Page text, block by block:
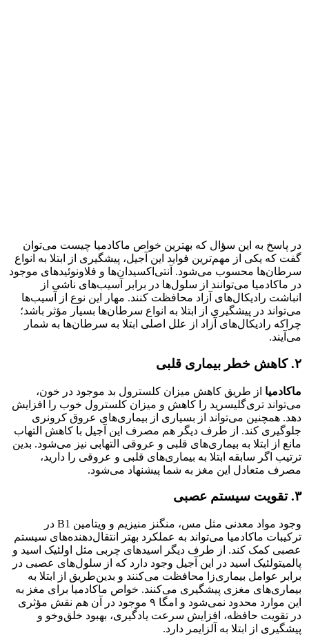
در پاسخ به این سؤال که بهترین خواص ماکادمیا چیست می‌توان
گفت که یکی از مهم‌ترین فواید این آجیل، پیشگیری از ابتلا به انواع
سرطان‌ها محسوب می‌شود. آنتی‌اکسیدان‌ها و فلاونوئیدهای موجود
در ماکادمیا می‌توانند از سلول‌ها در برابر آسیب‌های ناشی از
انباشت رادیکال‌های آزاد محافظت کنند. مهار این نوع از آسیب‌ها
می‌تواند در پیشگیری از ابتلا به انواع سرطان‌ها بسیار مؤثر باشد؛
چراکه رادیکال‌های آزاد از علل اصلی ابتلا به سرطان‌ها به شمار
می‌آیند.
۲. ‌کاهش خطر بیماری قلبی
ماکادمیا از طریق کاهش میزان کلسترول بد موجود در خون،
می‌تواند تری‌گلیسرید را کاهش و میزان کلسترول خوب را افزایش
دهد. همچنین می‌تواند از بسیاری از بیماری‌های عروق کرونری
جلوگیری کند. از طرف دیگر هم مصرف این آجیل با کاهش التهاب
مانع از ابتلا به بیماری‌های قلبی و عروقی التهابی نیز می‌شود. بدین
ترتیب اگر سابقه ابتلا به بیماری‌های قلبی و عروقی را دارید،
مصرف متعادل این مغز به شما پیشنهاد می‌شود.
۳. تقویت سیستم عصبی
وجود مواد معدنی مثل مس، منگنز منیزیم و ویتامین B1 در
ترکیبات ماکادمیا می‌تواند به عملکرد بهتر انتقال‌دهنده‌های سیستم
عصبی کمک کند. از طرف دیگر اسیدهای چربی مثل اولئیک اسید و
پالمیتولئیک اسید در این آجیل وجود دارد که از سلول‌های عصبی در
برابر عوامل بیماری‌زا محافظت می‌کنند و بدین‌طریق از ابتلا به
بیماری‌های مغزی پیشگیری می‌کنند. خواص ماکادمیا برای مغز به
این موارد محدود نمی‌شود و امگا ۹ موجود در آن هم نقش مؤثری
در تقویت حافظه، افزایش سرعت یادگیری، بهبود خلق‌وخو و
پیشگیری از ابتلا به آلزایمر دارد.